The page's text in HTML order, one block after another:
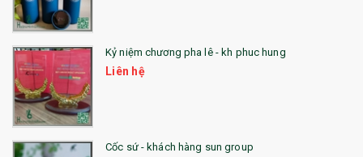
25. QUÀ TẶNG GLASSLOCK
26. QUÀ TẶNG LUMINARC
28. BỘ ĐỒ ĂN CAO CẤP
29. MÓC KHOÁ
31. TÚI VẢI KHÔNG DỆT
Kỷ niệm chương pha lê - kh phuc hung
Liên hệ
Cốc sứ - khách hàng sun group